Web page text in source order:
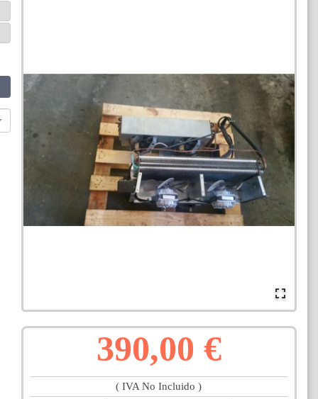
390,00 €
( IVA No Incluido )